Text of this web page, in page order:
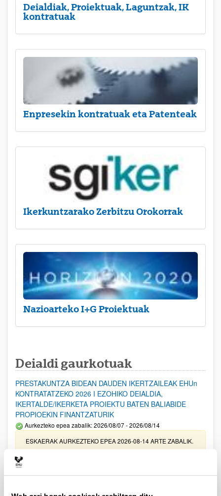
Deialdiak, Proiektuak, Laguntzak, IK
kontratuak
Enpresekin kontratuak eta Patenteak
Ikerkuntzarako Zerbitzu Orokorrak
Nazioarteko I+G Proiektuak
Deialdi gaurkotuak
PRESTAKUNTZA BIDEAN DAUDEN IKERTZAILEAK EHUn
KONTRATATZEKO 2026 I EZOHIKO DEIALDIA,
IKERTALDE/IKERKETA PROIEKTU BATEN BALIABIDE
PROPIOEKIN FINANTZATURIK
Aurkezteko epea zabalik: 2026/08/07 - 2026/08/14
ESKAERAK AURKEZTEKO EPEA 2026-08-14 ARTE ZABALIK.
UPV/EHUn Azpiegitura Zientifikoa eta Funts Bibliografikoak
erosi eta berritzeko laguntzak 2026